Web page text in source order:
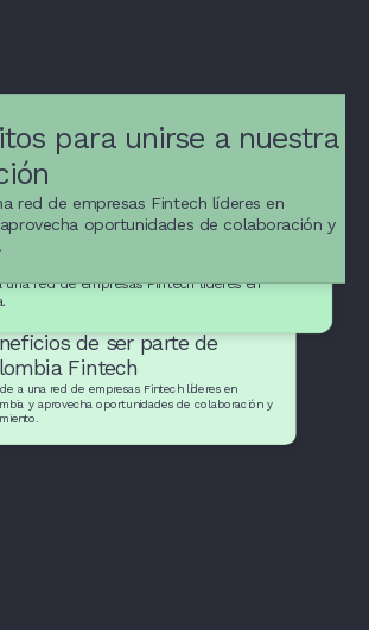
de ser parte de
Fintech
a una red de empresas Fintech líderes en
y aprovecha oportunidades de colaboración y
para unirse a nuestra
red de empresas Fintech líderes en
oportunidades de colaboración y
y apoyo para
Fintech
una red de empresas Fintech líderes en